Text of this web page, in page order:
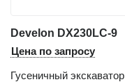
Develon DX230LC-9
Цена по запросу
Гусеничный экскаватор